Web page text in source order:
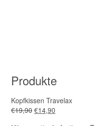
Produkte
Kopfkissen Travelax
€19,90 €14,90